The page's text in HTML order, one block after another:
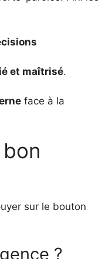
et maîtrisé.
face à la
sur le bouton
?